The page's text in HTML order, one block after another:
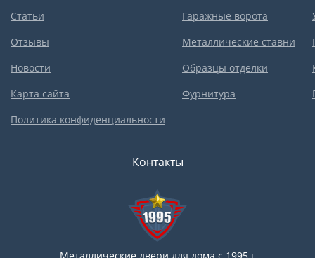
Статьи
Отзывы
Новости
Карта сайта
Политика конфиденциальности
Гаражные ворота
Металлические ставни
Образцы отделки
Фурнитура
Контакты